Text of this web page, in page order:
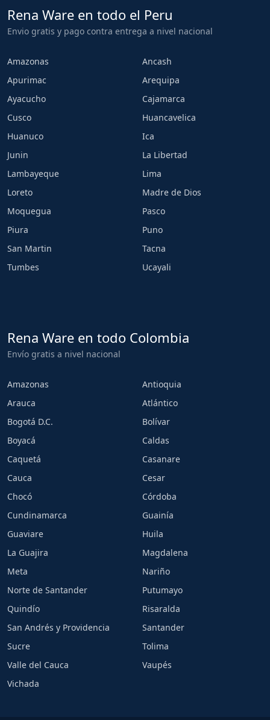
Rena Ware en todo el Peru
Envio gratis y pago contra entrega a nivel nacional
Amazonas
Ancash
Apurimac
Arequipa
Ayacucho
Cajamarca
Cusco
Huancavelica
Huanuco
Ica
Junin
La Libertad
Lambayeque
Lima
Loreto
Madre de Dios
Moquegua
Pasco
Piura
Puno
San Martin
Tacna
Tumbes
Ucayali
Rena Ware en todo Colombia
Envío gratis a nivel nacional
Amazonas
Antioquia
Arauca
Atlántico
Bogotá D.C.
Bolívar
Boyacá
Caldas
Caquetá
Casanare
Cauca
Cesar
Chocó
Córdoba
Cundinamarca
Guainía
Guaviare
Huila
La Guajira
Magdalena
Meta
Nariño
Norte de Santander
Putumayo
Quindío
Risaralda
San Andrés y Providencia
Santander
Sucre
Tolima
Valle del Cauca
Vaupés
Vichada